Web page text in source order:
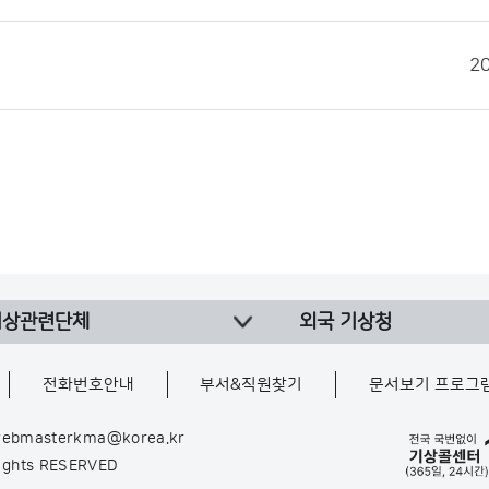
관련단체 외국 기상청
전화번호안내 부서&직원찾기 문서보기 프로그
RESERVED